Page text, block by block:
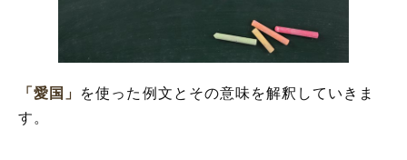
「愛国」
を使った例文とその意味を解釈していきま
す。